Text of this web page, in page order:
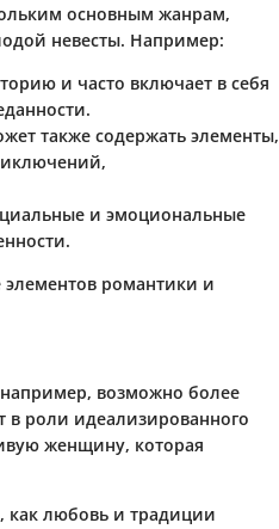
основным жанрам,
невесты. Например:
и часто включает в себя
также содержать элементы,
и эмоциональные
романтики и
возможно более
в роли идеализированного
женщину, которая
как любовь и традиции